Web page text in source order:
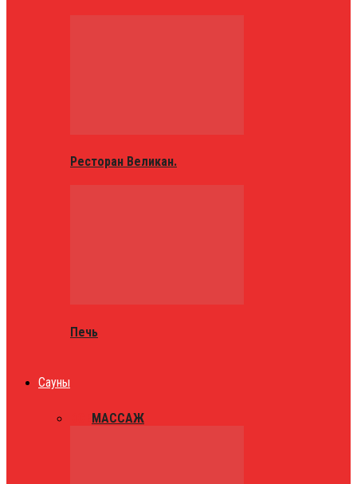
Ресторан Великан.
Печь
Сауны
МАССАЖ